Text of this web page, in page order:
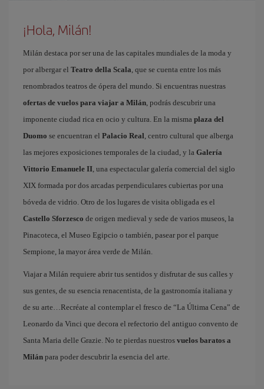
¡Hola, Milán!
Milán destaca por ser una de las capitales mundiales de la moda y
por albergar el Teatro della Scala, que se cuenta entre los más
renombrados teatros de ópera del mundo. Si encuentras nuestras
ofertas de vuelos para viajar a Milán, podrás descubrir una
imponente ciudad rica en ocio y cultura. En la misma plaza del
Duomo se encuentran el Palacio Real, centro cultural que alberga
las mejores exposiciones temporales de la ciudad, y la Galería
Vittorio Emanuele II, una espectacular galería comercial del siglo
XIX formada por dos arcadas perpendiculares cubiertas por una
bóveda de vidrio. Otro de los lugares de visita obligada es el
Castello Sforzesco de origen medieval y sede de varios museos, la
Pinacoteca, el Museo Egipcio o también, pasear por el parque
Sempione, la mayor área verde de Milán.
Viajar a Milán requiere abrir tus sentidos y disfrutar de sus calles y
sus gentes, de su esencia renacentista, de la gastronomía italiana y
de su arte…Recréate al contemplar el fresco de “La Última Cena” de
Leonardo da Vinci que decora el refectorio del antiguo convento de
Santa Maria delle Grazie. No te pierdas nuestros vuelos baratos a
Milán para poder descubrir la esencia del arte.